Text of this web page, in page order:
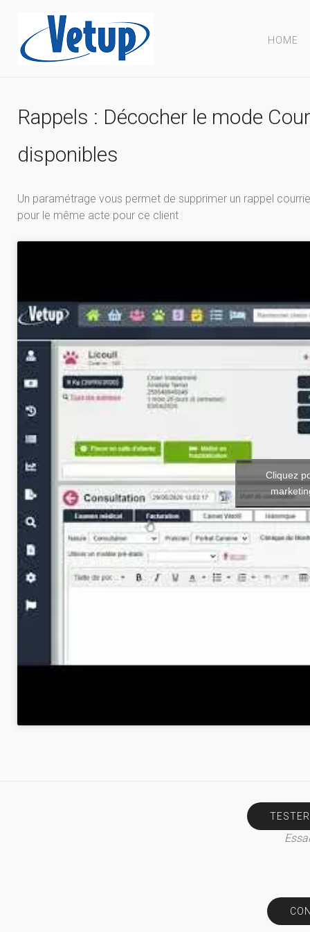
HOME
Rappels : Décocher le mode
disponibles
Un paramétrage vous permet de supprimer un rappel
pour le même acte pour ce client
Cliquez